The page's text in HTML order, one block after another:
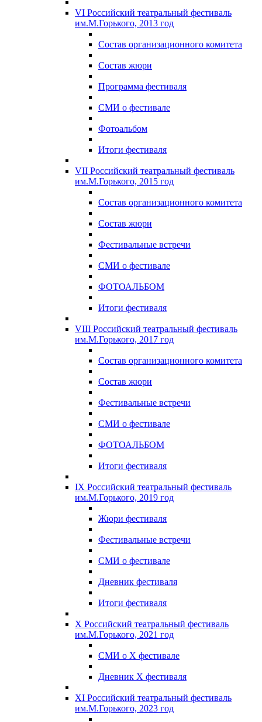
VI Российский театральный фестиваль
им.М.Горького, 2013 год
Состав организационного комитета
Состав жюри
Программа фестиваля
СМИ о фестивале
Фотоальбом
Итоги фестиваля
VII Российский театральный фестиваль
им.М.Горького, 2015 год
Состав организационного комитета
Состав жюри
Фестивальные встречи
СМИ о фестивале
ФОТОАЛЬБОМ
Итоги фестиваля
VIII Российский театральный фестиваль
им.М.Горького, 2017 год
Состав организационного комитета
Состав жюри
Фестивальные встречи
СМИ о фестивале
ФОТОАЛЬБОМ
Итоги фестиваля
IX Российский театральный фестиваль
им.М.Горького, 2019 год
Жюри фестиваля
Фестивальные встречи
СМИ о фестивале
Дневник фестиваля
Итоги фестиваля
X Российский театральный фестиваль
им.М.Горького, 2021 год
СМИ о X фестивале
Дневник X фестиваля
XI Российский театральный фестиваль
им.М.Горького, 2023 год